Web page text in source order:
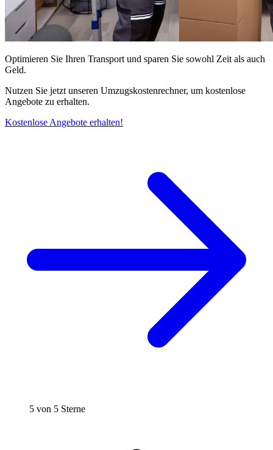
Optimieren Sie Ihren Transport und sparen Sie sowohl Zeit als auch
Geld.
Nutzen Sie jetzt unseren Umzugskostenrechner, um kostenlose
Angebote zu erhalten.
Kostenlose Angebote erhalten!
5 von 5 Sterne